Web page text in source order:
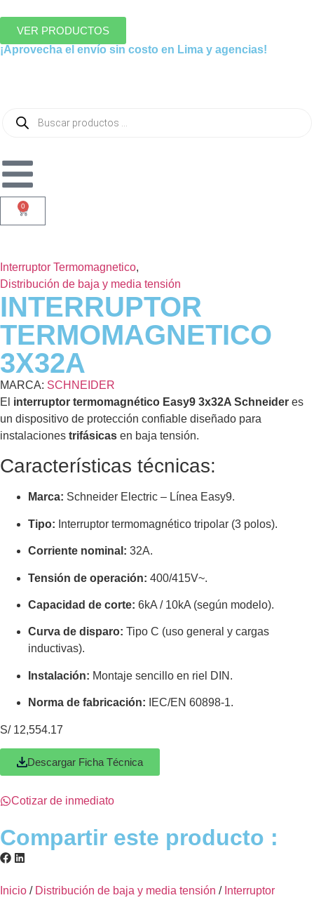
VER PRODUCTOS
¡Aprovecha el envío sin costo en Lima y agencias!
0
Interruptor Termomagnetico,
Distribución de baja y media tensión
INTERRUPTOR
TERMOMAGNETICO
3X32A
MARCA: SCHNEIDER
El interruptor termomagnético Easy9 3x32A Schneider es
un dispositivo de protección confiable diseñado para
instalaciones trifásicas en baja tensión.
Características técnicas:
Marca: Schneider Electric – Línea Easy9.
Tipo: Interruptor termomagnético tripolar (3 polos).
Corriente nominal: 32A.
Tensión de operación: 400/415V~.
Capacidad de corte: 6kA / 10kA (según modelo).
Curva de disparo: Tipo C (uso general y cargas
inductivas).
Instalación: Montaje sencillo en riel DIN.
Norma de fabricación: IEC/EN 60898-1.
S/12,554.17
Descargar Ficha Técnica
Cotizar de inmediato
Compartir este producto :
Inicio / Distribución de baja y media tensión / Interruptor